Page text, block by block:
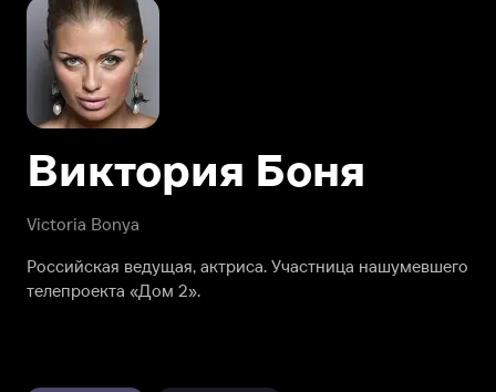
Victoria Bonya
Виктория Боня
Российская ведущая, актриса. Участница нашумевшего
телепроекта «Дом 2».